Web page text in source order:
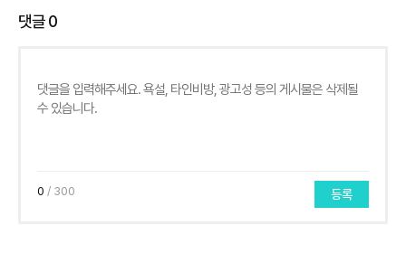
댓글0
0 / 300 등록